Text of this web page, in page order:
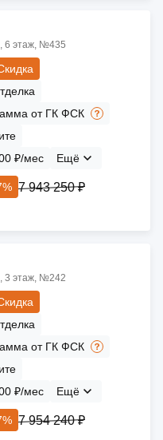
6 этаж, №435
от ГК ФСК
₽/мес
Ещё
7 943 250 ₽
3 этаж, №242
от ГК ФСК
₽/мес
Ещё
7 954 240 ₽